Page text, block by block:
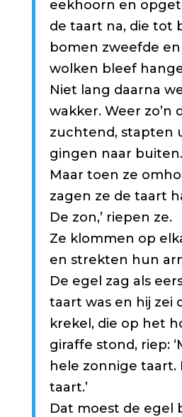
eekhoorn en
de taart na, die tot
bomen zweefde
wolken bleef
Niet lang daarna
wakker. Weer zo’n
zuchtend, stapten
gingen naar buiten.
Maar toen ze
zagen ze de taart
De zon,’ riepen ze.
Ze klommen op
en strekten hun
De egel zag als
taart was en hij zei
krekel, die op het
giraffe stond, riep:
hele zonnige taart.
taart.’
Dat moest de egel